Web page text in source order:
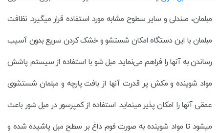
مبلمان، صندلی و سایر سطوح مشابه مورد استفاده قرار میگیرد. نظافت
مبلمان با این دستگاه امکان شستشو و خشک کردن سریع بدون آسیب
رساندن به آنها را فراهم می‌نماید. مبل شو با استفاده از سیستم پاشش
مواد شوینده و مکش پر قدرت آنها از بافت پارچه و مبلمان شستشوی
عمقی آنها را امکان پذیر مینماید. استفاده از کمپرسور در مبل شور باعث
میشود تا مواد شوینده به صورت فوم داغ بر سطح مبل پاشیده شده و